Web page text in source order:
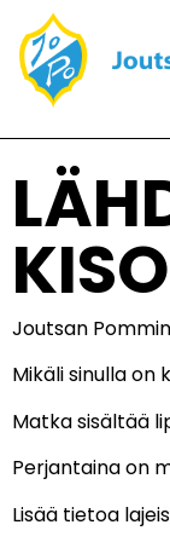
Joutsan
Mikäli sinulla on
Matka sisältää
Perjantaina on
Lisää tietoa